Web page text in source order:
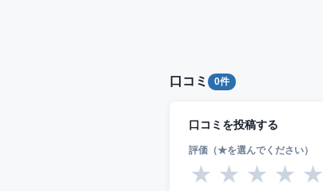
口コミ 0件
口コミを投稿する
評価（★を選んでください）
★ ★ ★ ★ ★